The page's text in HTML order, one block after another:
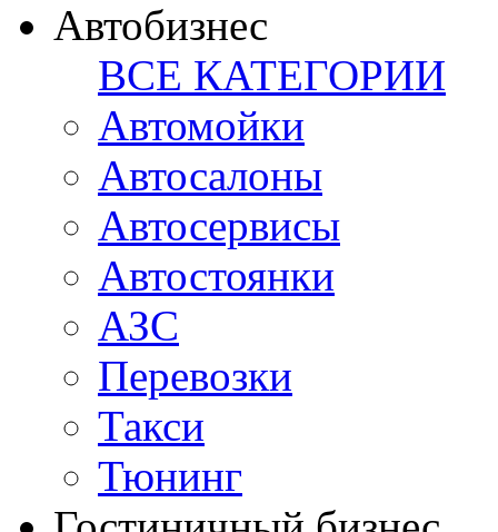
Автобизнес
ВСЕ КАТЕГОРИИ
Автомойки
Автосалоны
Автосервисы
Автостоянки
АЗС
Перевозки
Такси
Тюнинг